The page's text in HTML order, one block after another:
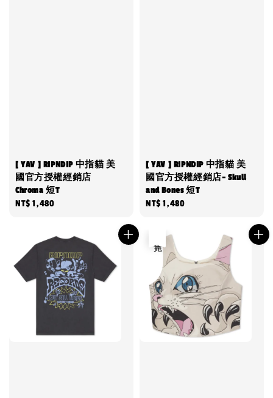
[ YAV ] RIPNDIP 中指貓 美
國官方授權經銷店
Chroma 短T
Regular
NT$ 1,480
[ YAV ] RIPNDIP 中指貓 美
國官方授權經銷店- Skull
and Bones 短T
Regular
NT$ 1,480